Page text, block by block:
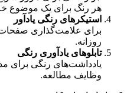
هر رنگ برای یک موضوع
استیکرهای رنگی یادآور
برای علامت‌گذاری
روزانه.
تابلوهای یادآوری رنگی
یادداشت‌های رنگی برای
وظایف مطالعه.